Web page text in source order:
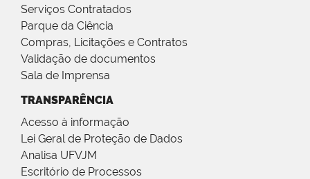
Serviços Contratados
Parque da Ciência
Compras, Licitações e Contratos
Validação de documentos
Sala de Imprensa
TRANSPARÊNCIA
Acesso à informação
Lei Geral de Proteção de Dados
Analisa UFVJM
Escritório de Processos